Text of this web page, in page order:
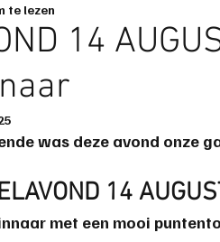
scorende elementen
14
te lezen
was deze avond onze
14
met een mooi